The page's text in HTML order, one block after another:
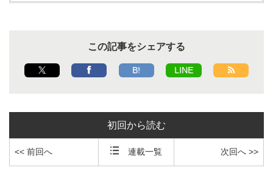
この記事をシェアする
B! LINE
初回から読む
<< 前回へ 連載一覧 次回へ >>